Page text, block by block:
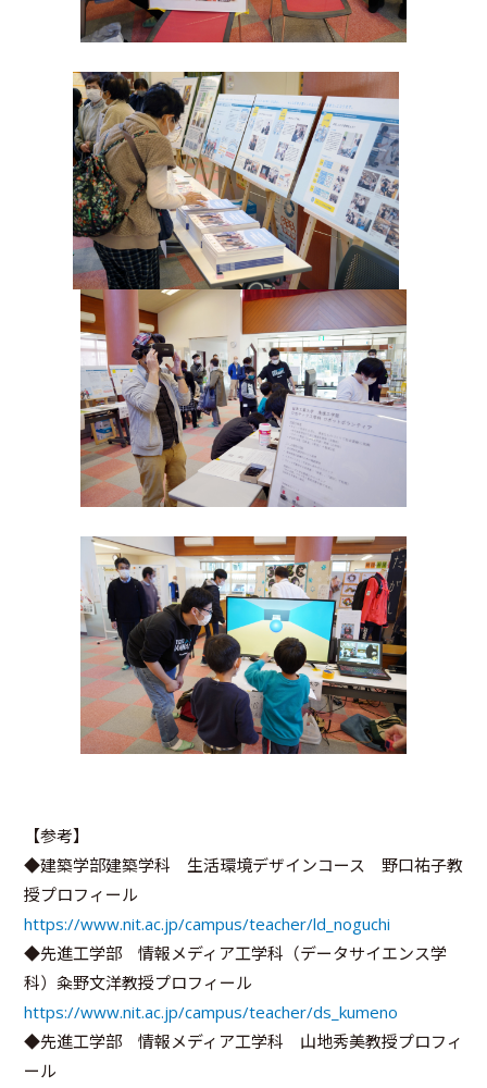
【参考】
◆建築学部建築学科 生活環境デザインコース 野口祐子教
授プロフィール
https://www.nit.ac.jp/campus/teacher/ld_noguchi
◆先進工学部 情報メディア工学科（データサイエンス学
科）粂野文洋教授プロフィール
https://www.nit.ac.jp/campus/teacher/ds_kumeno
◆先進工学部 情報メディア工学科 山地秀美教授プロフィ
ール